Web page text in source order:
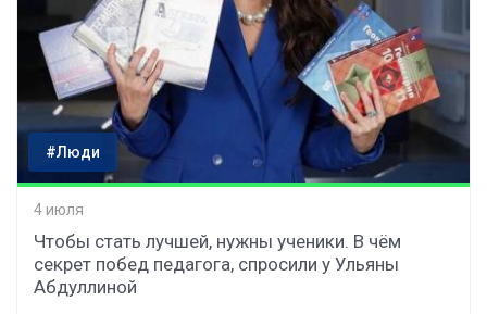
#Люди
4 июля
Чтобы стать лучшей, нужны ученики. В чём
секрет побед педагога, спросили у Ульяны
Абдуллиной